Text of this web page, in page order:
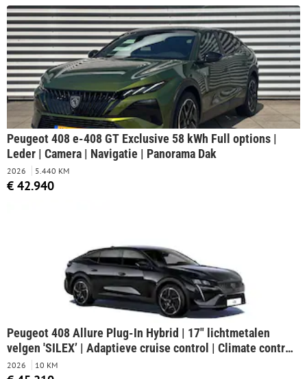
Peugeot 408 e-408 GT Exclusive 58 kWh Full options |
Leder | Camera | Navigatie | Panorama Dak
2026 5.440 KM
€ 42.940
Peugeot 408 Allure Plug-In Hybrid | 17" lichtmetalen
velgen 'SILEX’ | Adaptieve cruise control | Climate control
met links/rechts gescheiden regeling en high efficiëncy
2026 10 KM